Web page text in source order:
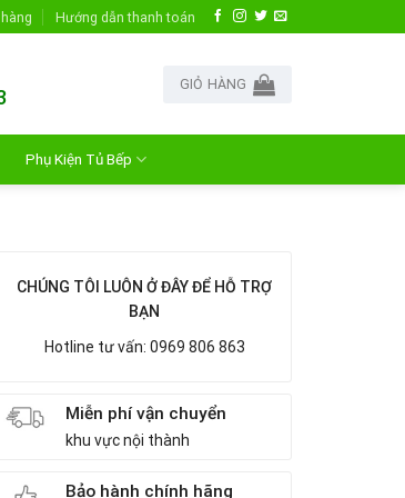
Hướng dẫn thanh toán
GIỎ HÀNG
Phụ Kiện Tủ Bếp
CHÚNG TÔI LUÔN Ở ĐÂY ĐỂ HỖ TRỢ
BẠN
Hotline tư vấn: 0969 806 863
Miễn phí vận chuyển
khu vực nội thành
Bảo hành chính hãng